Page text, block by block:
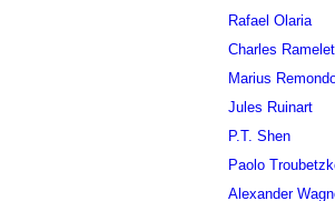
Rafael Olaria
Charles Ramelet
Marius
Jules Ruinart
P.T. Shen
Paolo
Alexander